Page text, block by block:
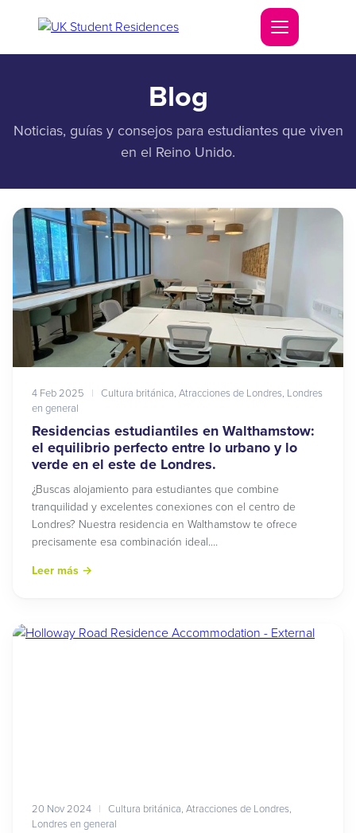
Blog
Noticias, guías y consejos para estudiantes que viven
en el Reino Unido.
4 Feb 2025 | Cultura británica, Atracciones de Londres, Londres
en general
Residencias estudiantiles en Walthamstow:
el equilibrio perfecto entre lo urbano y lo
verde en el este de Londres.
¿Buscas alojamiento para estudiantes que combine
tranquilidad y excelentes conexiones con el centro de
Londres? Nuestra residencia en Walthamstow te ofrece
precisamente esa combinación ideal.…
Leer más →
20 Nov 2024 | Cultura británica, Atracciones de Londres,
Londres en general